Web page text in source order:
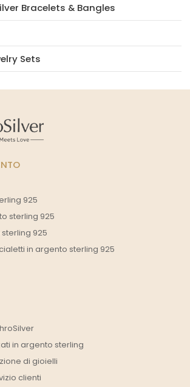
Bracelets & Bangles
Sets
925
sterling 925
925
in argento sterling 925
in argento sterling
di gioielli
clienti